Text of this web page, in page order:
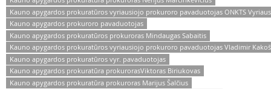
Kauno apygardos prokuratūros vyriausiojo prokuroro pavaduotojas ONKTS
Kauno apygardos prokuroro pavaduotojas
Kauno apygardos prokuratūros prokuroras Mindaugas Sabaitis
Kauno apygardos prokuratūros vyriausiojo prokuroro pavaduotojas Vladimir
Kauno apygardos prokuratūros vyr. pavaduotojas
Kauno apygardos prokuratūra prokurorasViktoras Biriukovas
Kauno apygardos prokuratūra prokuroras Marijus Šalčius